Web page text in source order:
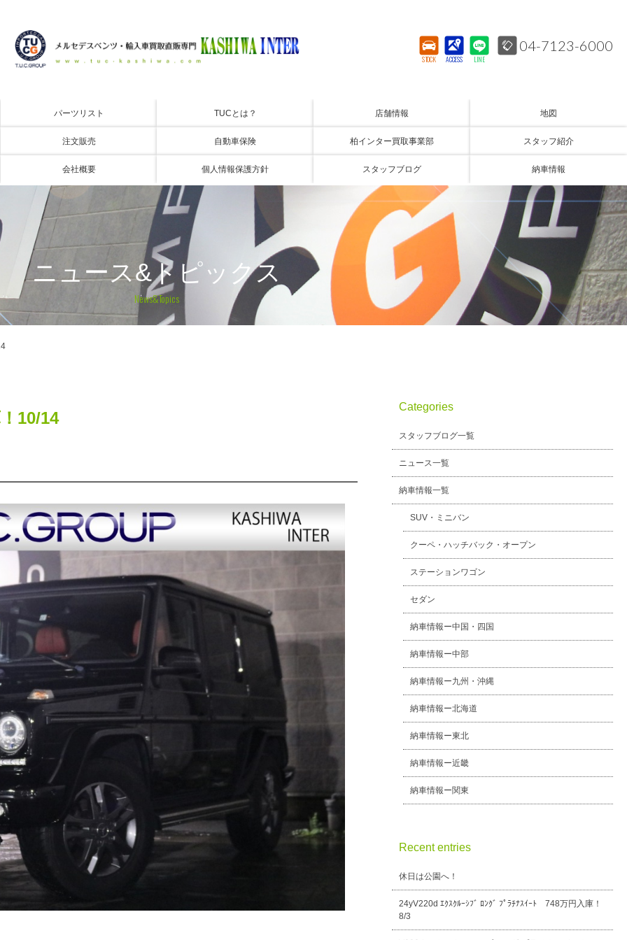
STOCK ACCESS LINE
04-7123-6000
パーツリスト TUCとは？ 店舗情報 地図
注文販売 自動車保険 柏インター買取事業部 スタッフ紹介
会社概要 個人情報保護方針 スタッフブログ 納車情報
ニュース&トピックス
News&Topics
10/14
Categories
スタッフブログ一覧
ニュース一覧
納車情報一覧
SUV・ミニバン
クーペ・ハッチバック・オープン
ステーションワゴン
セダン
納車情報ー中国・四国
納車情報ー中部
納車情報ー九州・沖縄
納車情報ー北海道
納車情報ー東北
納車情報ー近畿
納車情報ー関東
Recent entries
休日は公園へ！
24yV220d ｴｸｽｸﾙｰｼﾌﾞ ﾛﾝｸﾞ ﾌﾟﾗﾁﾅｽｲｰﾄ 748万円入庫！
8/3